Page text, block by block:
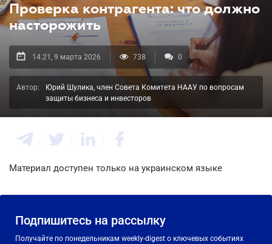
Проверка контрагента: что должно
насторожить
14.21, 9 марта 2026 738 0
Автор:
Юрий Шулика, член Совета Комитета НААУ по вопросам
защиты бизнеса и инвесторов
Материал доступен только на украинском языке
Подпишитесь на рассылку
Получайте по понедельникам weekly-digest о ключевых событиях